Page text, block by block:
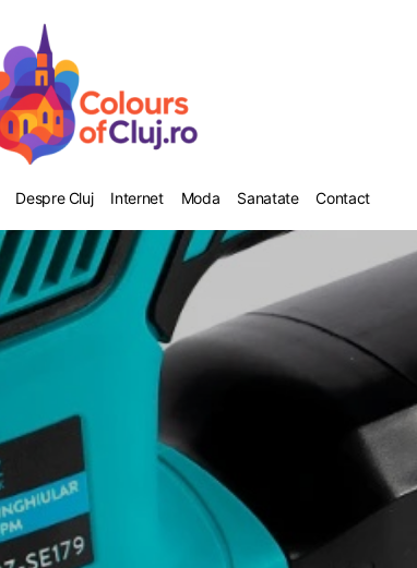
Despre Cluj Internet Moda Sanatate Contact